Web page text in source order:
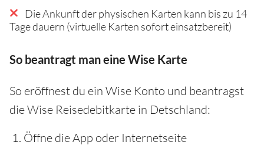
Die Ankunft der physischen Karten kann bis zu 14
Tage dauern (virtuelle Karten sofort einsatzbereit)
So beantragt man eine Wise Karte
So eröffnest du ein Wise Konto und beantragst
die Wise Reisedebitkarte in Detschland:
Öffne die App oder Internetseite